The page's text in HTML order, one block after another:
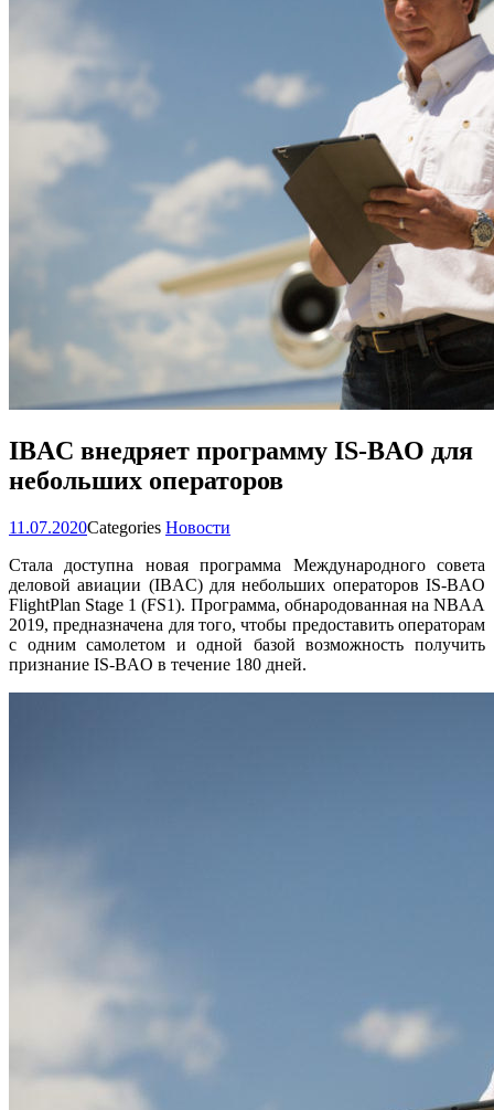
IBAC внедряет программу IS-BAO для
небольших операторов
11.07.2020Categories Новости
Стала доступна новая программа Международного совета
деловой авиации (IBAC) для небольших операторов IS-BAO
FlightPlan Stage 1 (FS1). Программа, обнародованная на NBAA
2019, предназначена для того, чтобы предоставить операторам
с одним самолетом и одной базой возможность получить
признание IS-BAO в течение 180 дней.